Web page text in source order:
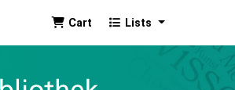
Cart Lists